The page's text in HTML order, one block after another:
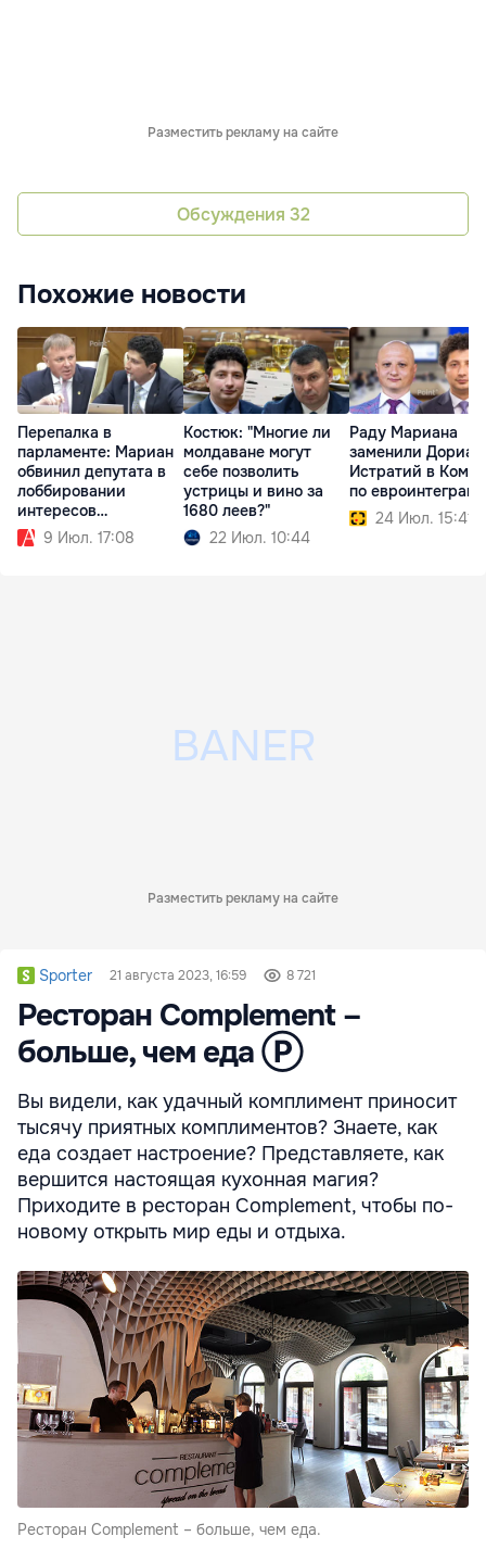
Разместить рекламу на сайте
Обсуждения 32
Похожие новости
Перепалка в
парламенте: Мариан
обвинил депутата в
лоббировании
интересов
Moldovagaz
9 Июл. 17:08
Костюк: "Многие ли
молдаване могут
себе позволить
устрицы и вино за
1680 леев?"
22 Июл. 10:44
Раду Мариана
заменили
Истратий в
по
24 Июл. 15:41
Разместить рекламу на сайте
Sporter 21 августа 2023, 16:59 8 721
Ресторан Complement –
больше, чем еда Ⓟ
Вы видели, как удачный комплимент приносит
тысячу приятных комплиментов? Знаете, как
еда создает настроение? Представляете, как
вершится настоящая кухонная магия?
Приходите в ресторан Complement, чтобы по-
новому открыть мир еды и отдыха.
Ресторан Complement – больше, чем еда.